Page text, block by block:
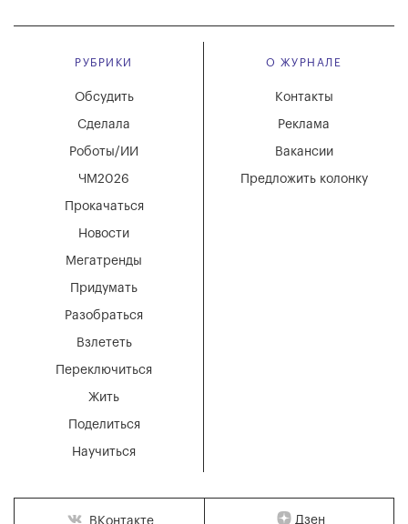
РУБРИКИ
Мегатренды
Придумать
Разобраться
Взлететь
Новости
Переключиться
Жить
Поделиться
Научиться
Обсудить
Сделала
Роботы/ИИ
ЧМ2026
Прокачаться
О ЖУРНАЛЕ
Вакансии
Реклама
Контакты
Предложить колонку
ВКонтакте Дзен